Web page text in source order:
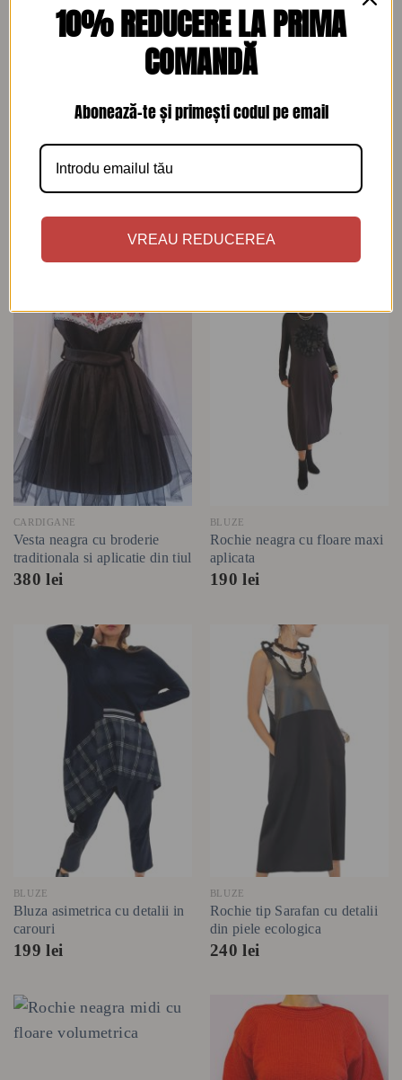
ROCHII
Rochie din in cu aplicatie
crosetata manual marime M
CARDIGANE
Vesta neagra cu broderie
traditionala si aplicatie din tiul
380lei
BLUZE
Rochie neagra cu floare maxi
aplicata
190lei
BLUZE
Bluza asimetrica cu detalii in
carouri
199lei
BLUZE
Rochie tip Sarafan cu detalii
din piele ecologica
240lei
10% REDUCERE LA PRIMA
COMANDĂ
Abonează-te și primești codul pe email
VREAU REDUCEREA